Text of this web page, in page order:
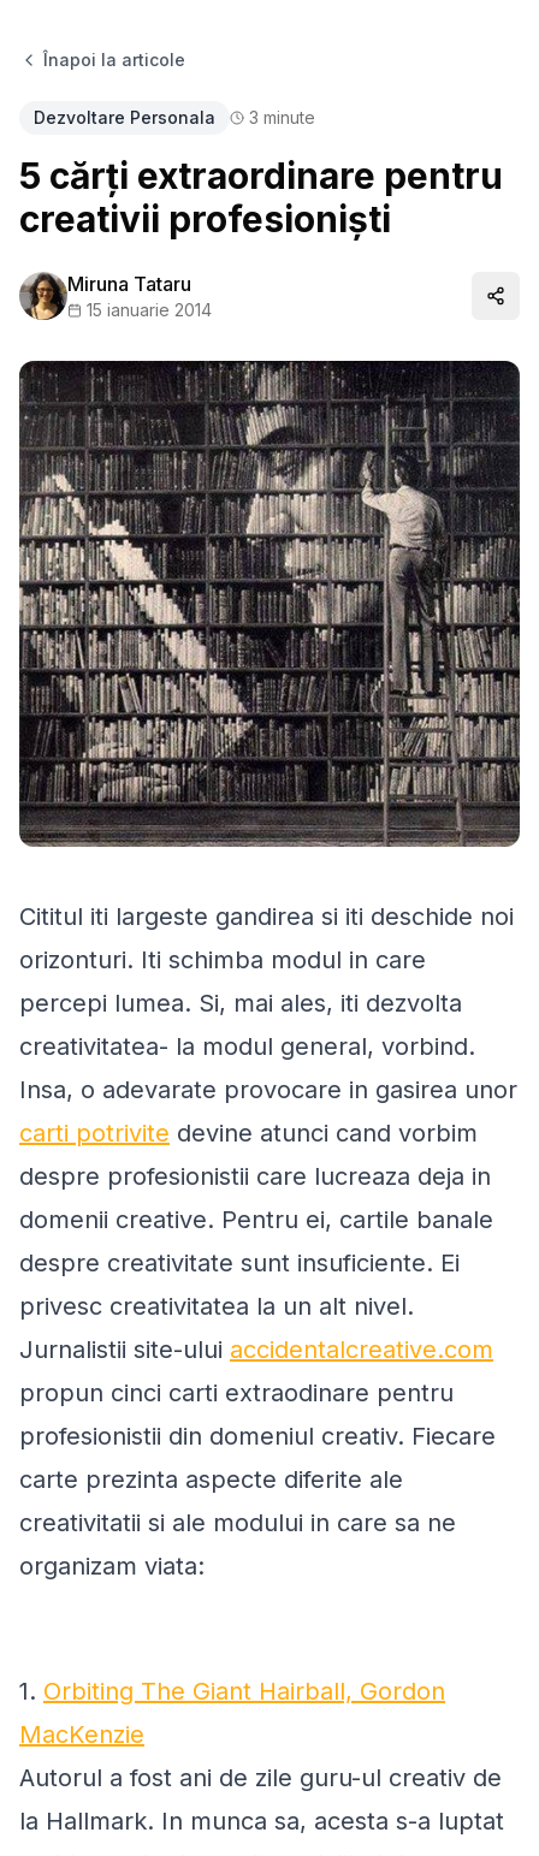
Înapoi la articole
Dezvoltare Personala 3 minute
5 cărți extraordinare pentru
creativii profesioniști
Miruna Tataru
15 ianuarie 2014
Cititul iti largeste gandirea si iti deschide noi
orizonturi. Iti schimba modul in care
percepi lumea. Si, mai ales, iti dezvolta
creativitatea- la modul general, vorbind.
Insa, o adevarate provocare in gasirea unor
carti potrivite devine atunci cand vorbim
despre profesionistii care lucreaza deja in
domenii creative. Pentru ei, cartile banale
despre creativitate sunt insuficiente. Ei
privesc creativitatea la un alt nivel.
Jurnalistii site-ului accidentalcreative.com
propun cinci carti extraodinare pentru
profesionistii din domeniul creativ. Fiecare
carte prezinta aspecte diferite ale
creativitatii si ale modului in care sa ne
organizam viata:
1. Orbiting The Giant Hairball, Gordon
MacKenzie
Autorul a fost ani de zile guru-ul creativ de
la Hallmark. In munca sa, acesta s-a luptat